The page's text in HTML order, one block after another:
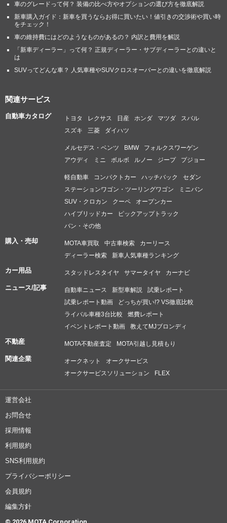
車のグレードって何？ 装備の比べ方やオプションの選び方を徹底解説
新車購入ガイド：新車を買うならお得に買いたい！値引きの交渉術や買い時
をチェック！
車の維持費にはどのようなものがあるの？ 内訳と費用を解説
「新車ディーラー」って何？ 正規ディーラー・サブディーラーとの違いと
は
SUVってどんな車？ 人気車種やSUVクロスオーバーとの違いを徹底解説
関連サービス
自動車カタログ トヨタ レクサス 日産 ホンダ マツダ
スバル
スズキ
三菱 ダイハツ
メルセデス・ベンツ BMW
フォルクスワーゲン
アウディ
ミニ ボルボ ルノー ジープ プジョー
軽自動車 コンパクトカー ハッチバック
セダン
ステーションワゴン・ツーリングワゴン
ミニバン
SUV・クロカン
クーペ
オープンカー
ハイブリッドカー
ピックアップトラック
バン・その他
購入・売却 MOTA車買取 中古車検索
カーリース
ディーラー検索
新車人気車種ランキング
カー用品 スタッドレスタイヤ サマータイヤ カーナビ
ニュース/記事 自動車ニュース 新型車解説
試乗レポート
試乗レポート動画
どっちが買い!? VS徹底比較
ライバル車種3台比較
燃費レポート
イベントレポート動画
教えてMJブロンディ
不動産 MOTA不動産査定 MOTA引越し見積もり
関連企業 オークネット
オークサービス
オークサービスソリューション
FLEX
運営会社
お問合せ
採用情報
利用規約
SNS利用規約
プライバシーポリシー
会員規約
編集方針